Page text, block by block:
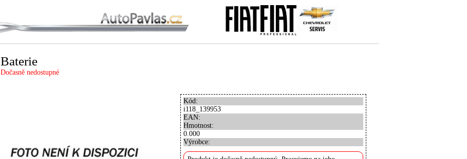
Baterie
Dočasně nedostupné
Kód:
i118_139953
EAN:
Hmotnost:
0.000
Výrobce: